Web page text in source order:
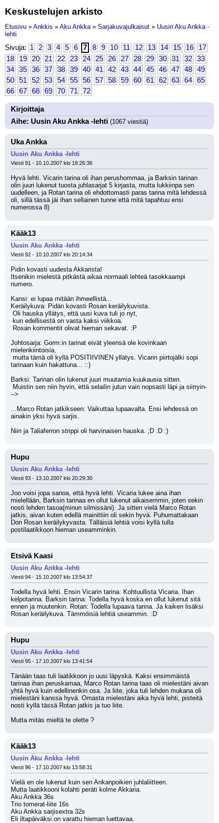
Keskustelujen arkisto
Etusivu » Ankkis » Aku Ankka » Sarjakuvajulkaisut » Uusin Aku Ankka -
lehti
Sivuja: 1 2 3 4 5 6 7 8 9 10 11 12 13 14 15 16
17
18
19 20 21 22 23 24 25 26 27 28 29 30 31 32
33
34
35 36 37 38 39 40 41 42 43 44 45 46 47 48
49
50
51 52 53 54 55 56 57 58 59 60 61 62 63 64
65
66
67 68 69 70 71 72
Kirjoittaja
Aihe: Uusin Aku Ankka -lehti (1067 viestiä)
Uka Ankka
Uusin Aku Ankka -lehti
Viesti 91 - 10.10.2007 klo 18:26:36
Hyvä lehti. Vicarin tarina oli ihan perushommaa, ja Barksin tarinan
olin juuri lukenut tuosta juhlasarjat 5 kirjasta, mutta lukkiinpa sen
uudelleen, ja Rotan tarina oli ehdottomasti paras tarina mitä lehdessä
oli, sillä tässä jäi ihan sellainen tunne että mitä tapahtuu ensi
numerossa 8)
Kääk13
Uusin Aku Ankka -lehti
Viesti 92 - 10.10.2007 klo 20:14:34
Pidin kovasti uudesta Akkarista!
Itsenikin mielestä pitkästä aikaa normaali lehteä tasokkaampi
numero.
Kansi: ei lupaa mitään ihmeellistä...
Keräilykuva: Pidän kovasti Rosan keräilykuvista.
Oli hauska yllätys, että uusi kuva tuli jo nyt,
kun edellisestä on vasta kaksi viikkoa.
Rosan kommentit olivat hieman sekavat. :P
Johtosarja: Gorm:in tarinat eivät yleensä ole kovinkaan
mielenkiintoisia,
tarinaan kuin hakattuna... ::)
Barksi: Tarinan olin lukenut juuri muutamia kuukausia sitten.
-->
...Marco Rotan jatkikseen: Vaikuttaa lupaavalta. Ensi lehdessä on
ainakin yksi hyvä sarjis.
Niin ja Taliaferron strippi oli harvinaisen hauska. ;D :D :)
Hupu
Uusin Aku Ankka -lehti
Viesti 93 - 13.10.2007 klo 20:29:30
Joo voisi jopa sanoa, että hyvä lehti. Vicaria lukee aina ihan
mielellään, Barksin tarinaa en ollut lukenut aikaisemmin, joten sekin
nosti lehden tasoa(minun silmissäni). Ja sitten vielä Marco Rotan
jatkis, aivan kuten edellä mainittiin oli sekin hyvä. Puhumattakaan
Don Rosan keräilykyvasta. Tälläisiä lehtiä voisi kyllä tulla
postilaatikkoon hieman useamminkin.
Etsivä Kaasi
Uusin Aku Ankka -lehti
Viesti 94 - 15.10.2007 klo 13:54:37
Todella hyvä lehti. Ensin Vicarin tarina: Kohtuullista Vicaria. Ihan
kelpotarina. Barksin tarina: Todella hyvä koska en ollut lukenut sitä
ennen ja muutenkin. Rotan: Todella lupaava tarina. Ja kaiken lisäksi
Rosan keräilykuva. Tämmöisiä lehtiä useammin. :D
Hupu
Uusin Aku Ankka -lehti
Viesti 95 - 17.10.2007 klo 13:41:54
Tänään taas tuli laatikkoon jo uusi läpyskä. Kaksi ensimmäistä
tarinaa ihan peruskamaa, Marco Rotan tarina taas oli mielestäni aivan
yhtä hyvä kuin edellinenkin osa. Ja liite, joka tuli lehden mukana oli
mielestäni kanssa hyvä. Omasta mielestäni aika hyvä lehti, pisteitä
nosti kyllä tässä Rotan jatkis ja tuo liite.
Mutta mitäs mieltä te olette ?
Kääk13
Uusin Aku Ankka -lehti
Viesti 96 - 17.10.2007 klo 13:58:31
Vielä en ole lukenut kuin sen Ankanpoikien juhlaliitteen.
Mutta laatikkooni kolahti peräti kolme Akkaria.
Aku Ankka 36s
Trio tomerat-liite 16s
Aku Ankka sarjisextra 32s
Eli iltapäiväksi on varattu hieman luettavaa.